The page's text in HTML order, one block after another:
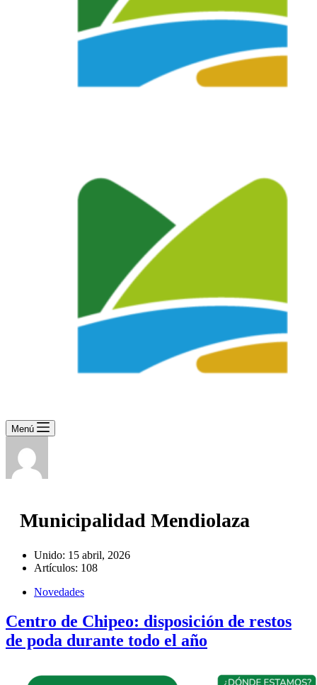
Menú
Municipalidad Mendiolaza
Unido: 15 abril, 2026
Artículos: 108
Novedades
Centro de Chipeo: disposición de restos
de poda durante todo el año